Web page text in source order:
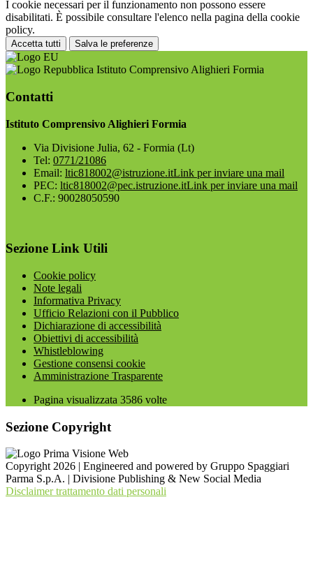
I cookie necessari per il funzionamento non possono essere
disabilitati. È possibile consultare l'elenco nella pagina della cookie
policy.
Accetta tutti Salva le preferenze
Istituto Comprensivo Alighieri Formia
Contatti
Istituto Comprensivo Alighieri Formia
Via Divisione Julia, 62 - Formia (Lt)
Tel: 0771/21086
Email: ltic818002@istruzione.itLink per inviare una mail
PEC: ltic818002@pec.istruzione.itLink per inviare una mail
C.F.: 90028050590
Sezione Link Utili
Cookie policy
Note legali
Informativa Privacy
Ufficio Relazioni con il Pubblico
Dichiarazione di accessibilità
Obiettivi di accessibilità
Whistleblowing
Gestione consensi cookie
Amministrazione Trasparente
Pagina visualizzata 3586 volte
Sezione Copyright
Copyright 2026 | Engineered and powered by Gruppo Spaggiari
Parma S.p.A. | Divisione Publishing & New Social Media
Disclaimer trattamento dati personali